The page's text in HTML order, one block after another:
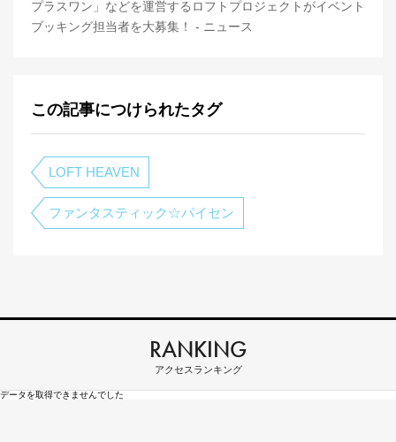
プラスワン」などを運営するロフトプロジェクトがイベント
ブッキング担当者を大募集！ - ニュース
この記事につけられたタグ
LOFT HEAVEN
ファンタスティック☆パイセン
RANKING
アクセスランキング
データを取得できませんでした